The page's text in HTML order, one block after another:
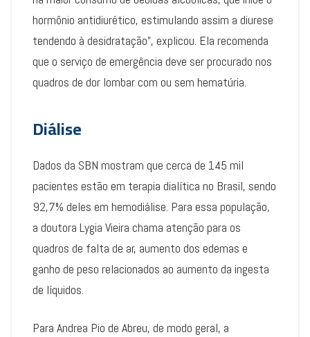
hormônio antidiurético, estimulando assim a diurese
tendendo à desidratação”, explicou. Ela recomenda
que o serviço de emergência deve ser procurado nos
quadros de dor lombar com ou sem hematúria.
Diálise
Dados da SBN mostram que cerca de 145 mil
pacientes estão em terapia dialítica no Brasil, sendo
92,7% deles em hemodiálise. Para essa população,
a doutora Lygia Vieira chama atenção para os
quadros de falta de ar, aumento dos edemas e
ganho de peso relacionados ao aumento da ingesta
de líquidos.
Para Andrea Pio de Abreu, de modo geral, a